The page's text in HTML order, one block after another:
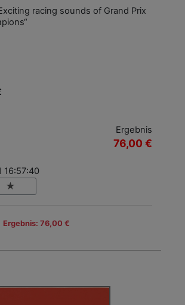
racing sounds of Grand Prix
Ergebnis
76,00 €
16:57:40
Ergebnis: 76,00 €